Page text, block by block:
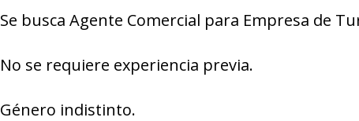
Se busca Agente Comercial para Empresa de
No se requiere experiencia previa.
Género indistinto.